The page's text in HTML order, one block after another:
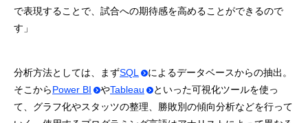
で表現することで、試合への期待感を高めることができるので
す」
分析方法としては、まずSQL
によるデータベースからの抽出。
そこからPower BI やTableau
といった可視化ツールを使っ
て、グラフ化やスタッツの整理、勝敗別の傾向分析などを行って